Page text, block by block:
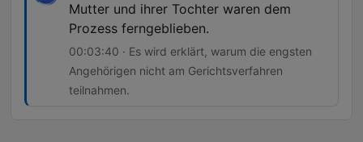
Mutter und ihrer Tochter waren dem
Prozess ferngeblieben.
00:03:40 · Es wird erklärt, warum die engsten
Angehörigen nicht am Gerichtsverfahren
teilnahmen.